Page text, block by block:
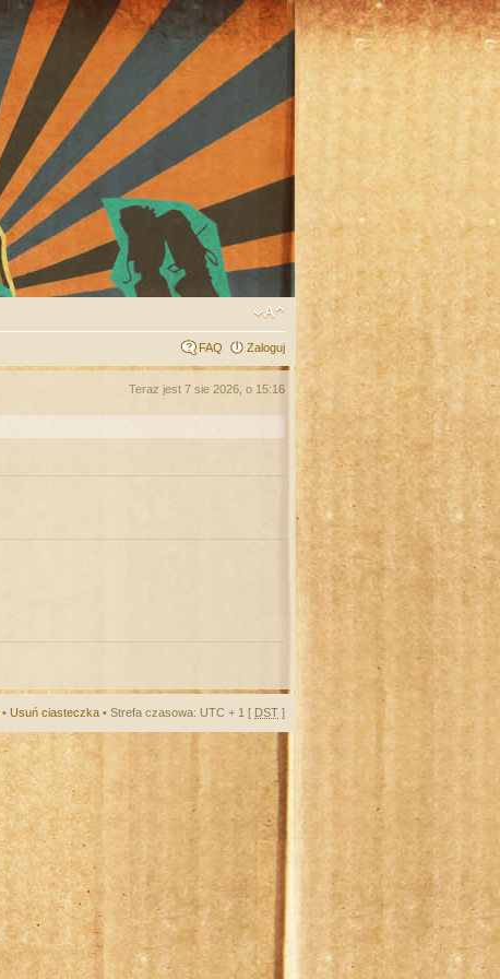
FAQ Zaloguj
Teraz jest 7 sie 2026, o 15:16
• Usuń ciasteczka • Strefa czasowa: UTC + 1 [ DST ]